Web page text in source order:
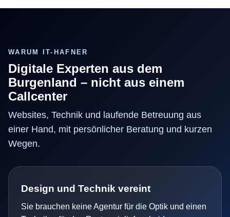
WARUM IT-HAFNER
Digitale Experten aus dem
Burgenland – nicht aus einem
Callcenter
Websites, Technik und laufende Betreuung aus
einer Hand, mit persönlicher Beratung und kurzen
Wegen.
Design und Technik vereint
Sie brauchen keine Agentur für die Optik und einen